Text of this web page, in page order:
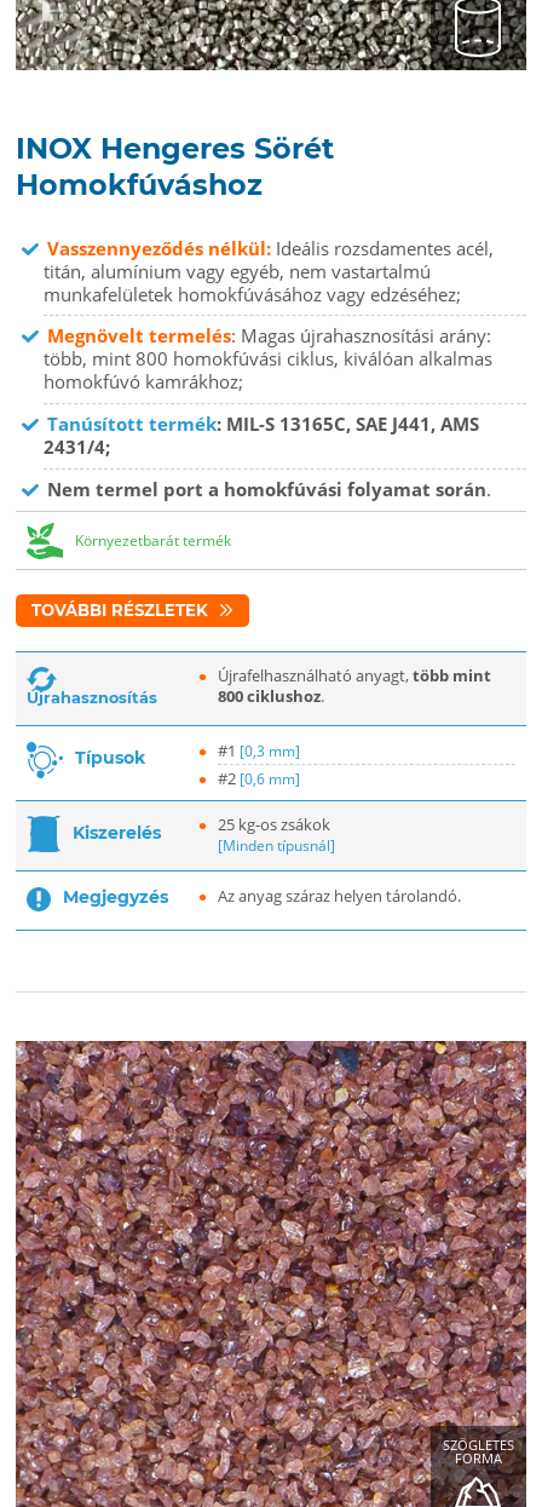
INOX Hengeres Sörét
Homokfúváshoz
Vasszennyeződés nélkül: Ideális rozsdamentes acél,
titán, alumínium vagy egyéb, nem vastartalmú
munkafelületek homokfúvásához vagy edzéséhez;
Megnövelt termelés: Magas újrahasznosítási arány:
több, mint 800 homokfúvási ciklus, kiválóan alkalmas
homokfúvó kamrákhoz;
Tanúsított termék: MIL-S 13165C, SAE J441, AMS
2431/4;
Nem termel port a homokfúvási folyamat során.
Környezetbarát termék
TOVÁBBI RÉSZLETEK
Újrahasznosítás
Újrafelhasználható anyagt,több mint
800 ciklushoz.
Típusok #1 [0,3 mm]
#2 [0,6 mm]
Kiszerelés 25 kg-os zsákok
[Minden típusnál]
Megjegyzés Az anyag száraz helyen tárolandó.
SZÖGLETES
FORMA